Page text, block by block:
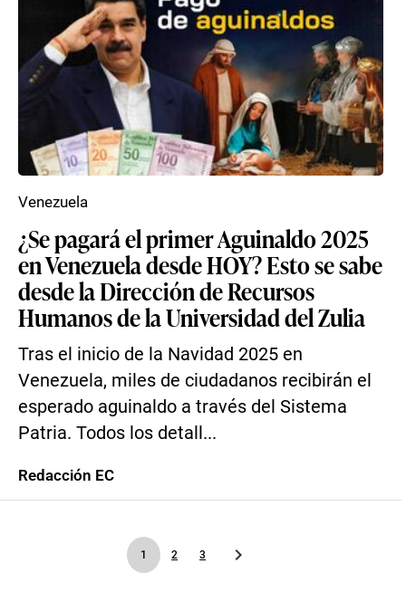
¿Se pagará el primer Aguinaldo 2025
en Venezuela desde HOY? Esto se sabe
desde la Dirección de Recursos
Humanos de la Universidad del Zulia
Tras el inicio de la Navidad 2025 en
Venezuela, miles de ciudadanos recibirán el
esperado aguinaldo a través del Sistema
Patria. Todos los detall...
Venezuela
Redacción EC
1 2 3